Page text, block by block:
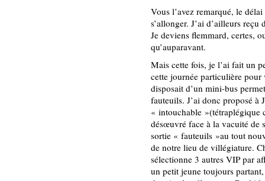
Vous l’avez remarqué, le
s’allonger. J’ai d’ailleurs
Je deviens flemmard, certes,
qu’auparavant.
Mais cette fois, je l’ai fait un
cette journée particulière pour
disposait d’un mini-bus
fauteuils. J’ai donc proposé à
« intouchable »(tétraplégique
désœuvré face à la vacuité de
sortie « fauteuils »au tout
de notre lieu de villégiature.
sélectionne 3 autres VIP par
un petit jeune toujours